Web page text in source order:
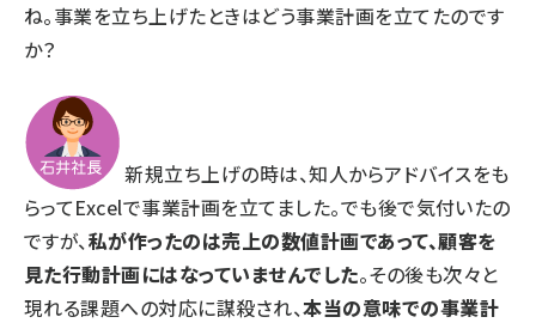
ね。事業を立ち上げたときはどう事業計画を立てたのです
か？
新規立ち上げの時は、知人からアドバイスをも
らってExcelで事業計画を立てました。でも後で気付いたの
ですが、私が作ったのは売上の数値計画であって、顧客を
見た行動計画にはなっていませんでした。その後も次々と
現れる課題への対応に謀殺され、本当の意味での事業計